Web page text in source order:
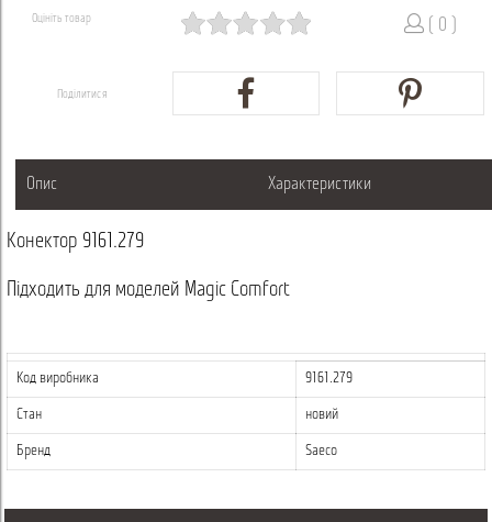
Оцініть товар ( 0 )
Поділитися
Опис Характеристики
Конектор 9161.279
Підходить для моделей Magic Comfort
Код виробника 9161.279
Стан новий
Бренд Saeco